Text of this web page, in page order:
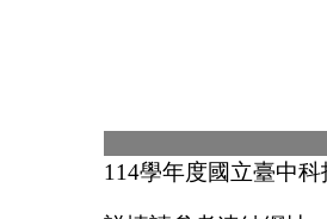
114學年度國立臺中科